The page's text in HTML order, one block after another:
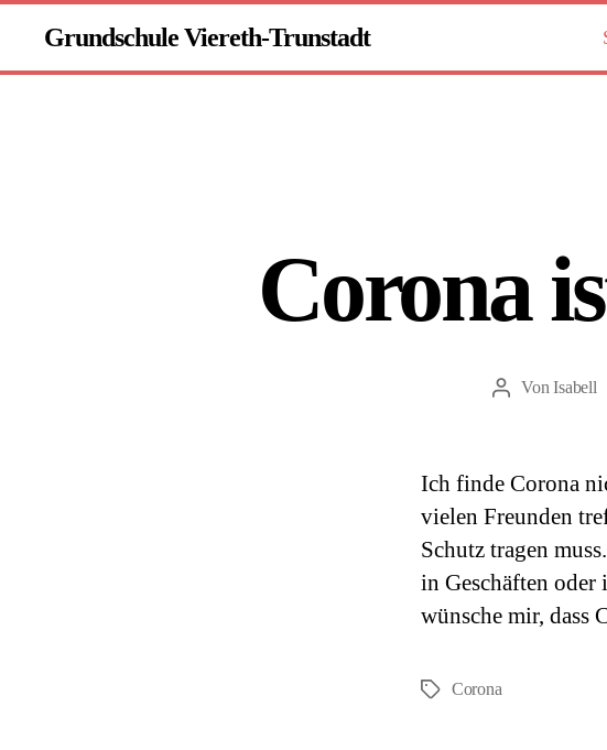
Grundschule Viereth-Trunstadt
Corona
Beitragsautor
VonIsabell
Ich finde Corona
vielen Freunden
Schutz tragen
in Geschäften oder
wünsche mir, dass
Schlagwörter
Corona